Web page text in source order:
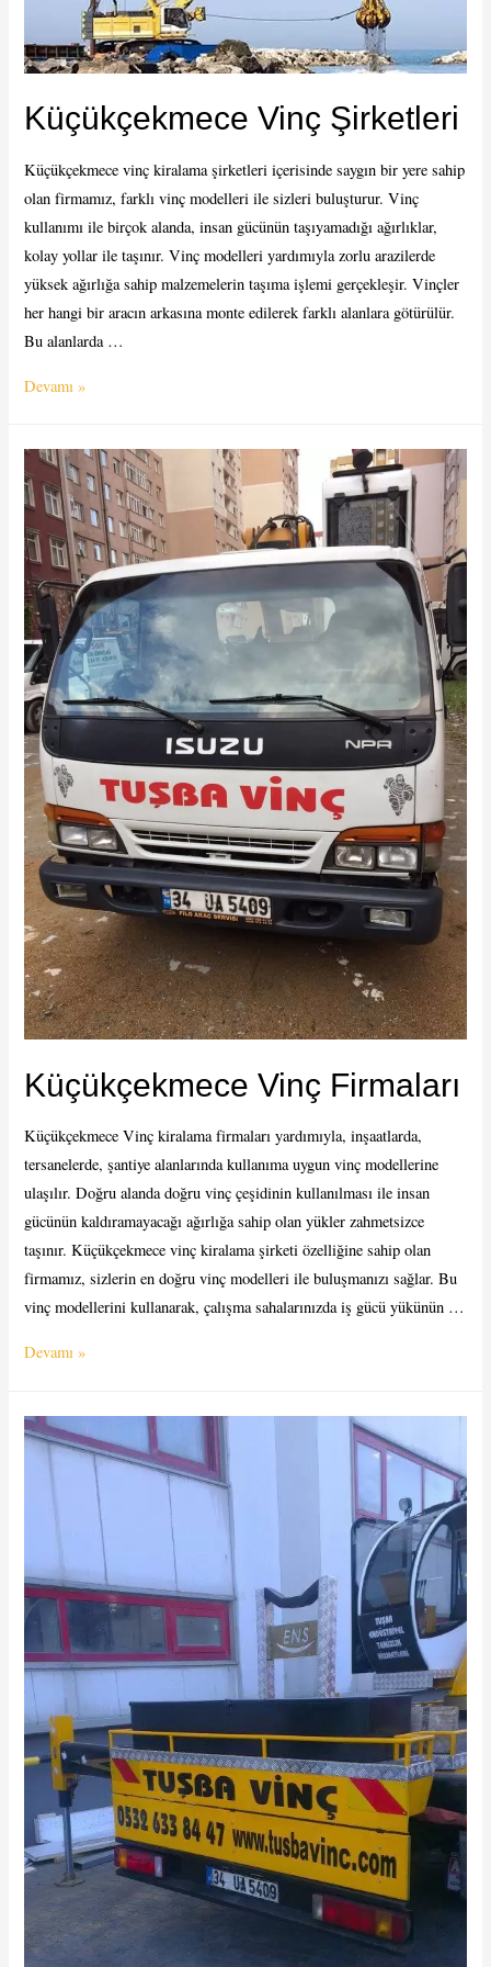
Küçükçekmece Vinç Şirketleri
Küçükçekmece vinç kiralama şirketleri içerisinde saygın bir yere sahip
olan firmamız, farklı vinç modelleri ile sizleri buluşturur. Vinç
kullanımı ile birçok alanda, insan gücünün taşıyamadığı ağırlıklar,
kolay yollar ile taşınır. Vinç modelleri yardımıyla zorlu arazilerde
yüksek ağırlığa sahip malzemelerin taşıma işlemi gerçekleşir. Vinçler
her hangi bir aracın arkasına monte edilerek farklı alanlara götürülür.
Bu alanlarda …
Küçükçekmece
Devamı »
Küçükçekmece Vinç Firmaları
Küçükçekmece Vinç kiralama firmaları yardımıyla, inşaatlarda,
tersanelerde, şantiye alanlarında kullanıma uygun vinç modellerine
ulaşılır. Doğru alanda doğru vinç çeşidinin kullanılması ile insan
gücünün kaldıramayacağı ağırlığa sahip olan yükler zahmetsizce
taşınır. Küçükçekmece vinç kiralama şirketi özelliğine sahip olan
firmamız, sizlerin en doğru vinç modelleri ile buluşmanızı sağlar. Bu
vinç modellerini kullanarak, çalışma sahalarınızda iş gücü yükünün …
Küçükçekmece
Devamı »